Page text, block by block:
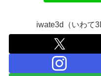
iwate3d（いわて